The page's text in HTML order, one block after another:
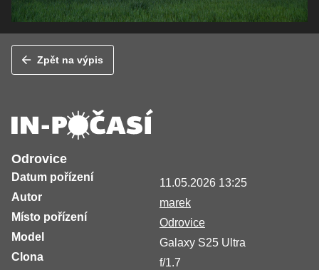
Zpět na výpis
Odrovice
Datum pořízení
11.05.2026 13:25
Autor
marek
Místo pořízení
Odrovice
Model
Galaxy S25 Ultra
Clona
f/1.7